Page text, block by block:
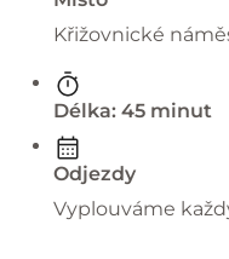
Křižovnické
Délka: 45 minut
Odjezdy
Vyplouváme